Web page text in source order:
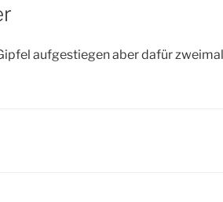
aufgestiegen aber dafür zweimal